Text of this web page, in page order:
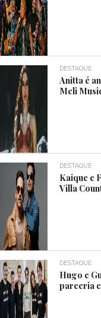
DESTAQUE
Anitta é
Meli
DESTAQUE
Kaique e
Villa
DESTAQUE
Hugo e
parceria